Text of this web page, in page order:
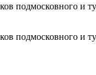
подмосковного
подмосковного и